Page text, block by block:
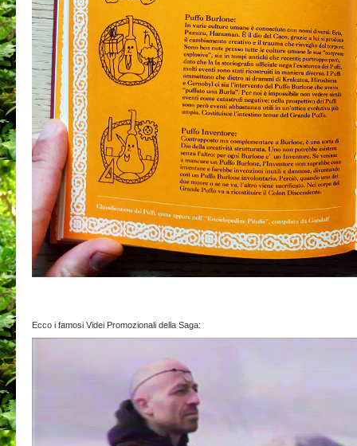
Ecco i famosi Videi Promozionali della Saga: